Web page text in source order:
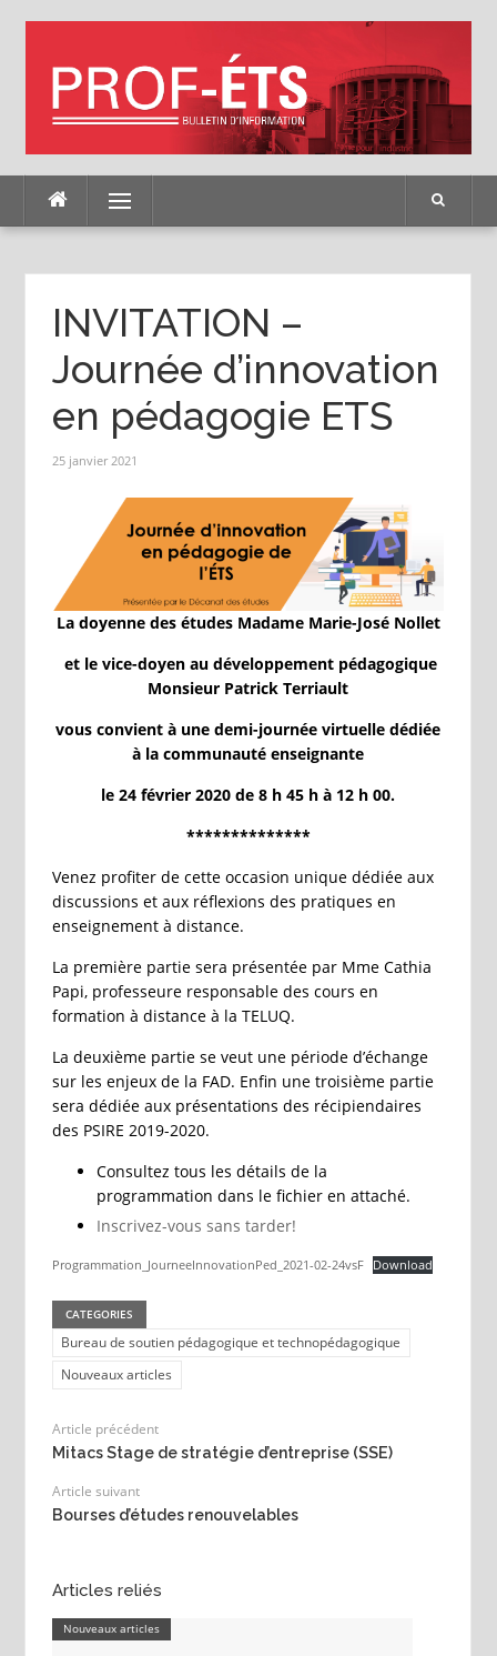
Menu
INVITATION –
Journée d’innovation
en pédagogie ETS
25 janvier 2021
La doyenne des études Madame Marie-José Nollet
et le vice-doyen au développement pédagogique
Monsieur Patrick Terriault
vous convient à une demi-journée virtuelle dédiée
à la communauté enseignante
le 24 février 2020 de 8 h 45 h à 12 h 00.
**************
Venez profiter de cette occasion unique dédiée aux
discussions et aux réflexions des pratiques en
enseignement à distance.
La première partie sera présentée par Mme Cathia
Papi, professeure responsable des cours en
formation à distance à la TELUQ.
La deuxième partie se veut une période d’échange
sur les enjeux de la FAD. Enfin une troisième partie
sera dédiée aux présentations des récipiendaires
des PSIRE 2019-2020.
Consultez tous les détails de la
programmation dans le fichier en attaché.
Inscrivez-vous sans tarder!
Programmation_JourneeInnovationPed_2021-02-24vsF Download
CATEGORIES
Bureau de soutien pédagogique et technopédagogique
Nouveaux articles
Article précédent
Mitacs Stage de stratégie d’entreprise (SSE)
Article suivant
Bourses d’études renouvelables
Articles reliés
Nouveaux articles